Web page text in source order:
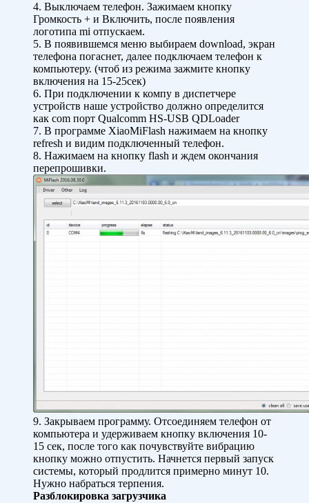
4. Выключаем телефон. Зажимаем кнопку
Громкость + и Включить, после появления
логотипа mi отпускаем.
5. В появившемся меню выбираем download, экран
телефона погаснет, далее подключаем телефон к
компьютеру. (чтоб из режима зажмите кнопку
включения на 15-25сек)
6. При подключении к компу в диспетчере
устройств наше устройство должно определится
как com порт Qualcomm HS-USB QDLoader
7. В программе XiaoMiFlash нажимаем на кнопку
refresh и видим подключенный телефон.
8. Нажимаем на кнопку flash и ждем окончания
перепрошивки.
9. Закрываем программу. Отсоединяем телефон от
компьютера и удерживаем кнопку включения 10-
15 сек, после того как почувствуйте вибрацию
кнопку можно отпустить. Начнется первый запуск
системы, который продлится примерно минут 10.
Нужно набраться терпения.
Разблокировка загрузчика